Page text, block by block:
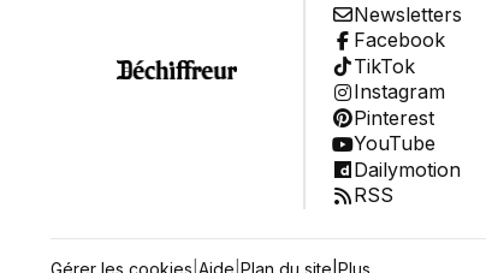
Newsletters
Facebook
TikTok
Instagram
Pinterest
YouTube
Dailymotion
RSS
Gérer les cookies Aide Plan du site Plus